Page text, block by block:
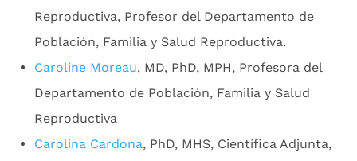
Reproductiva, Profesor del Departamento de
Población, Familia y Salud Reproductiva.
Caroline Moreau, MD, PhD, MPH, Profesora del
Departamento de Población, Familia y Salud
Reproductiva
Carolina Cardona, PhD, MHS, Científica Adjunta,